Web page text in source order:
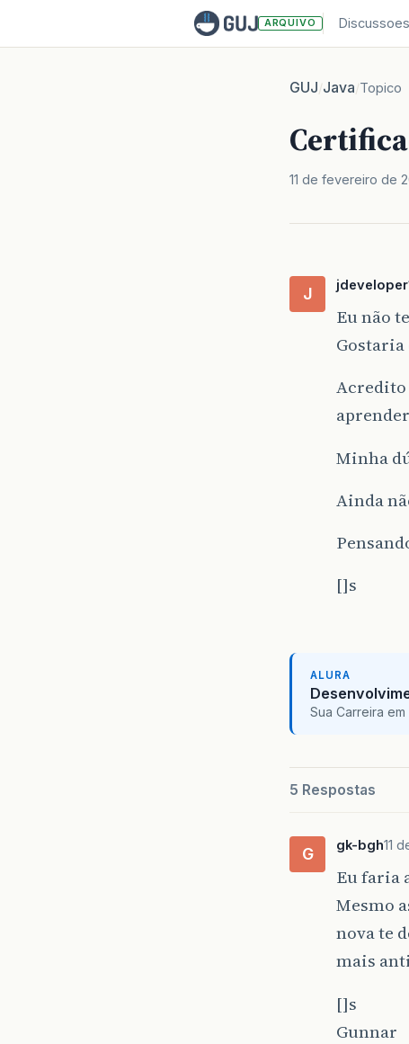
ARQUIVO
GUJ/Java/Topico
11 de fevereiro de
J jdeveloper
Eu não
Acredito
Minha
Ainda
[]s
ALURA
Sua Carreira
5 Respostas
G gk-bgh11
Eu faria
Mesmo
nova te
mais
[]s
Gunnar